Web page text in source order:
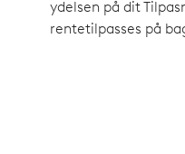
ydelsen på dit
rentetilpasses på